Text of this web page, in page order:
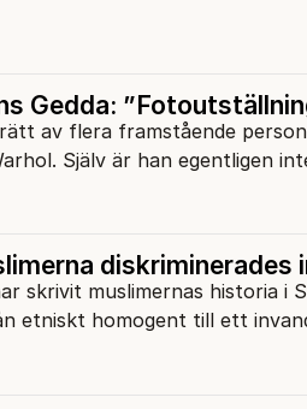
Gedda:
av flera framstående
Själv är han egentligen
diskriminerades
skrivit muslimernas historia i
etniskt homogent till ett